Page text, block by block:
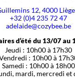
12, 4000
+32 (0)4 235 72 47
adelaide@cozybee.be
d’été du 13/07 au
Jeudi : 10h00 à 17h30
: 10h00 à
Samedi : 10h00 à 18h00
mardi, mercredi et